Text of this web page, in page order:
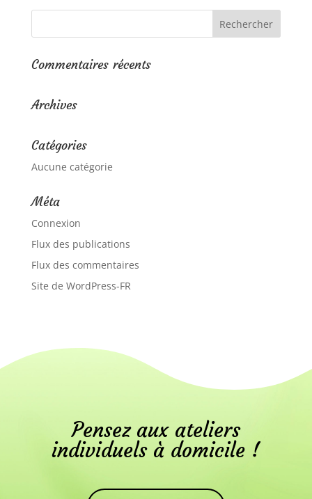
Commentaires récents
Archives
Catégories
Aucune catégorie
Méta
Connexion
Flux des publications
Flux des commentaires
Site de WordPress-FR
Pensez aux ateliers
individuels à domicile !